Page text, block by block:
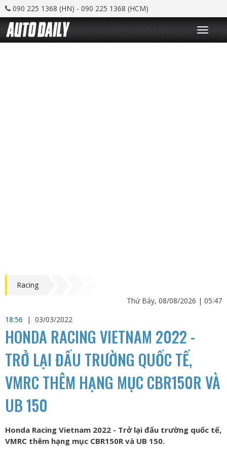
090 225 1368 (HN) - 090 225 1368 (HCM)
T
o
g
Racing
Thứ Bảy, 08/08/2026 | 05:47
18:56
| 03/03/2022
HONDA RACING VIETNAM 2022 -
TRỞ LẠI ĐẤU TRƯỜNG QUỐC TẾ,
VMRC THÊM HẠNG MỤC CBR150R VÀ
UB 150
Honda Racing Vietnam 2022 - Trở lại đấu trường quốc tế,
VMRC thêm hạng mục CBR150R và UB 150.